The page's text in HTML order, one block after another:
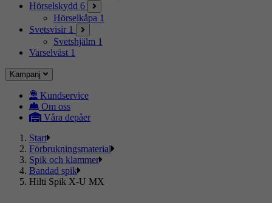
Hörselskydd 6
Hörselkåpa 1
Svetsvisir 1
Svetshjälm 1
Varselväst 1
Kampanj
Kundservice
Om oss
Våra depåer
Start
Förbrukningsmaterial
Spik och klammer
Bandad spik
Hilti Spik X-U MX